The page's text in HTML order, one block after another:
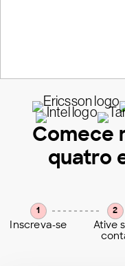
Comece
quatro
1 2
Inscreva-se
Ative